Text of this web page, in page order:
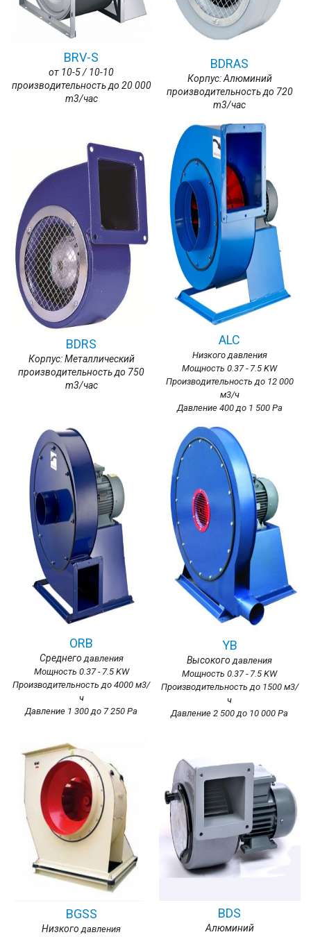
BRV-S
от 10-5 / 10-10
производительность до 20 000
m3/час
BDRAS
Корпус: Алюминий
производительность до 720
m3/час
BDRS
Корпус: Металлический
производительность до 750
m3/час
ALC
Низкого давления
Мощность 0.37 - 7.5 KW
Производительность до 12 000
м3/ч
Давление 400 до 1 500 Ра
ORB
Среднего давления
Мощность 0.37 - 7.5 KW
Производительность до 4000 м3/
ч
Давление 1 300 до 7 250 Ра
YB
Высокого давления
Мощность 0.37 - 7.5 KW
Производительность до 1500 м3/
ч
Давление 2 500 до 10 000 Ра
BGSS
Низкого давления
BDS
Алюминий